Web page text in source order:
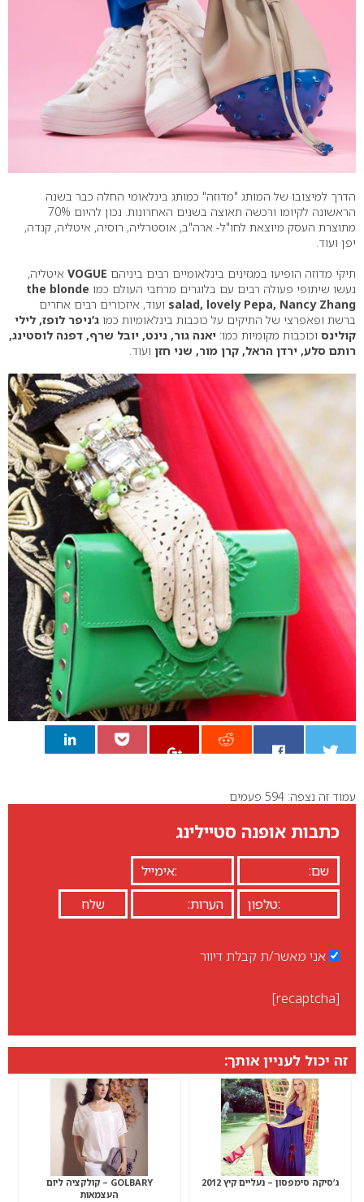
הדרך למיצובו של המותג "מדוזה" כמותג בינלאומי החלה כבר בשנה
הראשונה לקיומו ורכשה תאוצה בשנים האחרונות. נכון להיום 70%
מתוצרת העסק מיוצאת לחו"ל- ארה"ב, אוסטרליה, רוסיה, איטליה, קנדה,
יפן ועוד.
תיקי מדוזה הופיעו במגזינים בינלאומיים רבים ביניהם VOGUE איטליה,
נעשו שיתופי פעולה רבים עם בלוגרים מרחבי העולם כמו the blonde
salad, lovely Pepa, Nancy Zhang ועוד, איזכורים רבים אחרים
ברשת ופאפרצי של התיקים על כוכבות בינלאומיות כמו ג’ניפר לופז, לילי
קולינס וכוכבות מקומיות כמו: יאנה גור, נינט, יובל שרף, דפנה לוסטינג,
רותם סלע, ירדן הראל, קרן מור, שני חזן ועוד.
0
עמוד זה נצפה: 594 פעמים
כתבות אופנה סטיילינג
אני מאשר/ת קבלת דיוור
[recaptcha]
זה יכול לעניין אותך:
ג’סיקה סימפסון – נעליים קיץ 2012
GOLBARY – קולקציה ליום
העצמאות